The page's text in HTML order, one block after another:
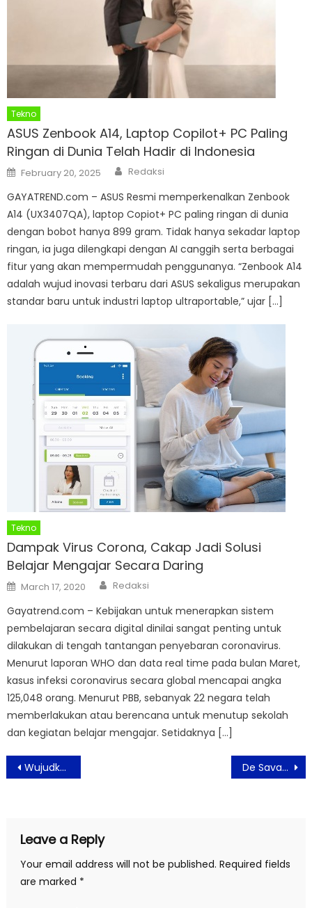
Tekno
ASUS Zenbook A14, Laptop Copilot+ PC Paling
Ringan di Dunia Telah Hadir di Indonesia
Posted
on
February 20, 2025 Author
Redaksi
GAYATREND.com – ASUS Resmi memperkenalkan Zenbook
A14 (UX3407QA), laptop Copiot+ PC paling ringan di dunia
dengan bobot hanya 899 gram. Tidak hanya sekadar laptop
ringan, ia juga dilengkapi dengan AI canggih serta berbagai
fitur yang akan mempermudah penggunanya. “Zenbook A14
adalah wujud inovasi terbaru dari ASUS sekaligus merupakan
standar baru untuk industri laptop ultraportable,” ujar […]
Tekno
Dampak Virus Corona, Cakap Jadi Solusi
Belajar Mengajar Secara Daring
Posted
on
March 17, 2020 Author
Redaksi
Gayatrend.com – Kebijakan untuk menerapkan sistem
pembelajaran secara digital dinilai sangat penting untuk
dilakukan di tengah tantangan penyebaran coronavirus.
Menurut laporan WHO dan data real time pada bulan Maret,
kasus infeksi coronavirus secara global mencapai angka
125,048 orang. Menurut PBB, sebanyak 22 negara telah
memberlakukan atau berencana untuk menutup sekolah
dan kegiatan belajar mengajar. Setidaknya […]
Post
navigation
Wujudkan Hunian Nyaman Harga Hemat di Informa ‘Wow Sale’ De Savanna Restaurant Tetap Buka Dengan Menerapkan Protokol Kesehatan
Leave a Reply
Your email address will not be published. Required fields
are marked *